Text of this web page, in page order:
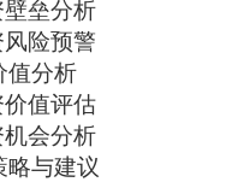
垒分析
险预警
值分析
值评估
会分析
略与建议